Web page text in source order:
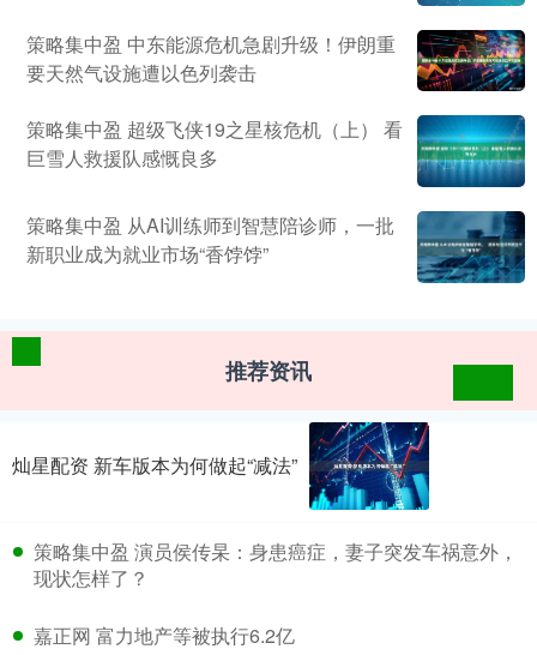
策略集中盈 中东能源危机急剧升级！伊朗重
要天然气设施遭以色列袭击
策略集中盈 超级飞侠19之星核危机（上） 看
巨雪人救援队感慨良多
策略集中盈 从AI训练师到智慧陪诊师，一批
新职业成为就业市场“香饽饽”
推荐资讯
灿星配资 新车版本为何做起“减法”
策略集中盈 演员侯传杲：身患癌症，妻子突发车祸意外，
现状怎样了？
嘉正网 富力地产等被执行6.2亿